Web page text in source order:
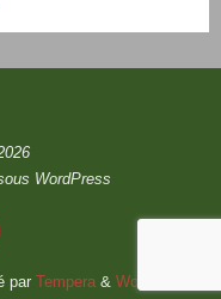
WordPress
par Tempera & WordPress.